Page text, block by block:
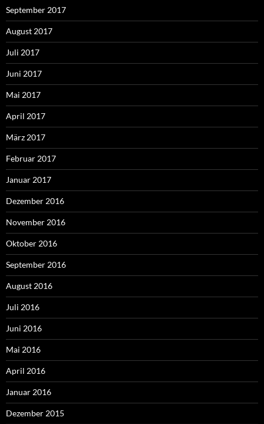
September 2017
August 2017
Juli 2017
Juni 2017
Mai 2017
April 2017
März 2017
Februar 2017
Januar 2017
Dezember 2016
November 2016
Oktober 2016
September 2016
August 2016
Juli 2016
Juni 2016
Mai 2016
April 2016
Januar 2016
Dezember 2015